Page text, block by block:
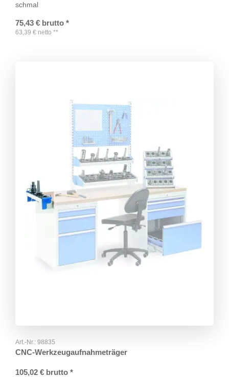
schmal
75,43 € brutto *
63,39 € netto **
Art.-Nr.: 98835
CNC-Werkzeugaufnahmeträger
105,02 € brutto *